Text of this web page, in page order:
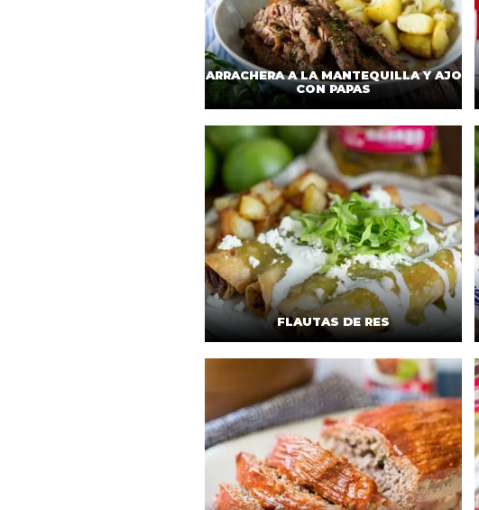
ARRACHERA A LA MANTEQUILLA Y AJO
CON PAPAS
FLAUTAS DE RES